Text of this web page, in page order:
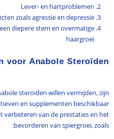
Lever- en hartproblemen
zoals agressie en depressie
diepere stem en overmatige
haargroei
voor Anabole Steroïden
steroïden willen vermijden, zijn
en supplementen beschikbaar
verbeteren van de prestaties en het
bevorderen van spiergroei, zoals: